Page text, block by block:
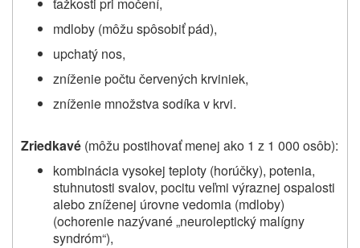
mdloby (môžu spôsobiť pád),
upchatý nos,
zníženie počtu červených krviniek,
zníženie množstva sodíka v krvi.
Zriedkavé (môžu postihovať menej ako 1 z 1 000 osôb):
kombinácia vysokej teploty (horúčky), potenia,
stuhnutosti svalov, pocitu veľmi výraznej ospalosti
alebo zníženej úrovne vedomia (mdloby)
(ochorenie nazývané „neuroleptický malígny
syndróm“),